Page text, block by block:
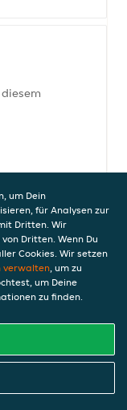
um Dein
für Analysen zur
Dritten. Wir
Dritten. Wenn Du
Cookies. Wir setzen
verwalten, um zu
um Deine
zu finden.